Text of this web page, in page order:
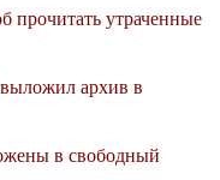
прочитать утраченные
архив в
в свободный